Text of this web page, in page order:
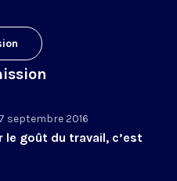
septembre 2016
le goût du travail, c’est